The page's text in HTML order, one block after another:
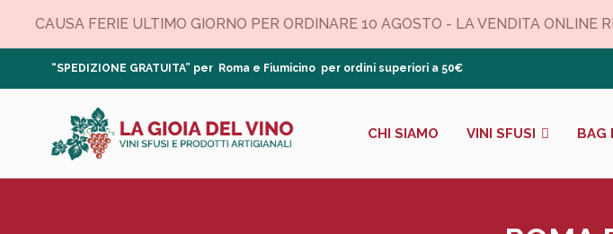
CAUSA FERIE ULTIMO GIORNO PER ORDINARE 10 AGOSTO - LA VENDITA
“SPEDIZIONE GRATUITA” per Roma e Fiumicino per ordini superiori a 50€
CHI SIAMO VINI SFUSI BAG